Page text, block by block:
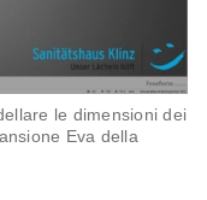
le dimensioni dei
Eva della